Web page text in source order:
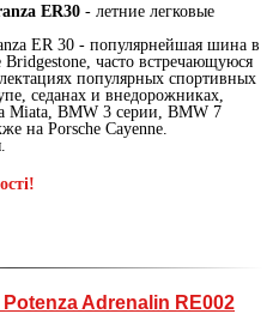
ER30 - летние легковые
ER 30 - популярнейшая шина в
часто встречающуюся
популярных спортивных
седанах и внедорожниках,
Miata, BMW 3 серии, BMW 7
на Porsche Cayenne.
Adrenalin RE002